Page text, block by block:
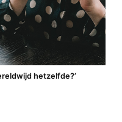
hetzelfde?’